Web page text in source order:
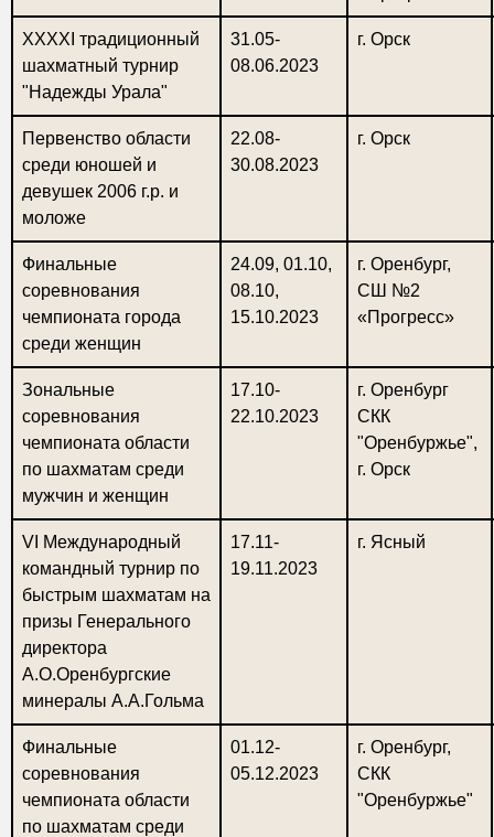
XXXXI традиционный
шахматный турнир
"Надежды Урала"
31.05-
08.06.2023
г. Орск
Первенство области
среди юношей и
девушек 2006 г.р. и
моложе
22.08-
30.08.2023
г. Орск
Финальные
соревнования
чемпионата города
среди женщин
24.09, 01.10,
08.10,
15.10.2023
г. Оренбург,
СШ №2
«Прогресс»
Зональные
соревнования
чемпионата области
по шахматам среди
мужчин и женщин
17.10-
22.10.2023
г. Оренбург
СКК
"Оренбуржье",
г. Орск
VI Международный
командный турнир по
быстрым шахматам на
призы Генерального
директора
А.О.Оренбургские
минералы А.А.Гольма
17.11-
19.11.2023
г. Ясный
Финальные
соревнования
чемпионата области
по шахматам среди
01.12-
05.12.2023
г. Оренбург,
СКК
"Оренбуржье"